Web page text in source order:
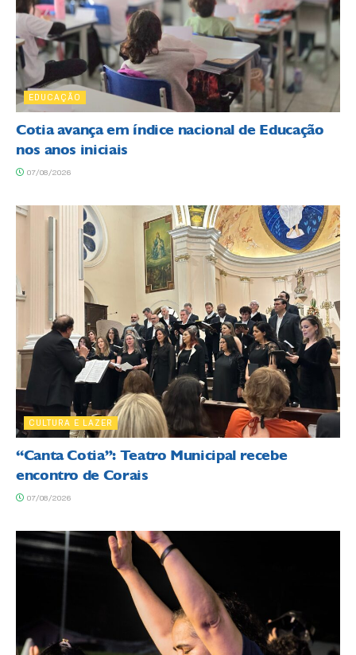
EDUCAÇÃO
Cotia avança em índice nacional de Educação
nos anos iniciais
07/08/2026
CULTURA E LAZER
“Canta Cotia”: Teatro Municipal recebe
encontro de Corais
07/08/2026